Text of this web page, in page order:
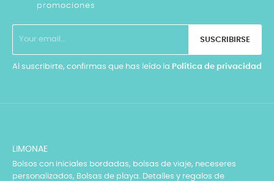
promociones
SUSCRIBIRSE
Al suscribirte, confirmas que has leído la Política de privacidad
LIMONAE
Bolsos con iniciales bordadas, bolsas de viaje, neceseres
personalizados, Bolsas de playa. Detalles y regalos de